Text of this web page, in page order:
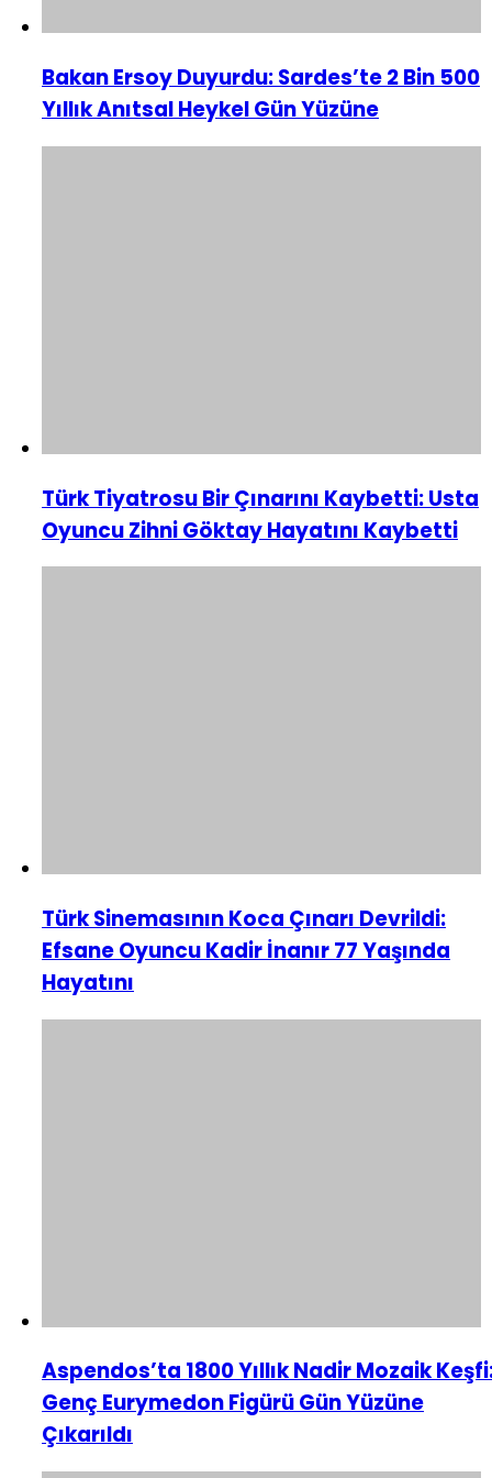
Bakan Ersoy Duyurdu: Sardes’te 2 Bin 500
Yıllık Anıtsal Heykel Gün Yüzüne
Türk Tiyatrosu Bir Çınarını Kaybetti: Usta
Oyuncu Zihni Göktay Hayatını Kaybetti
Türk Sinemasının Koca Çınarı Devrildi:
Efsane Oyuncu Kadir İnanır 77 Yaşında
Hayatını
Aspendos’ta 1800 Yıllık Nadir Mozaik
Genç Eurymedon Figürü Gün Yüzüne
Çıkarıldı